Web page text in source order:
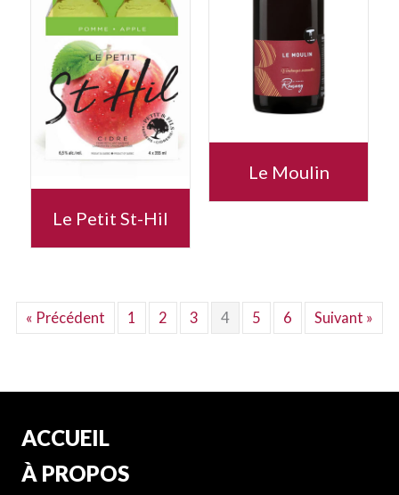
Le Moulin
Le Petit St-Hil
« Précédent 1 2 3 4 5 6 Suivant »
ACCUEIL
À PROPOS